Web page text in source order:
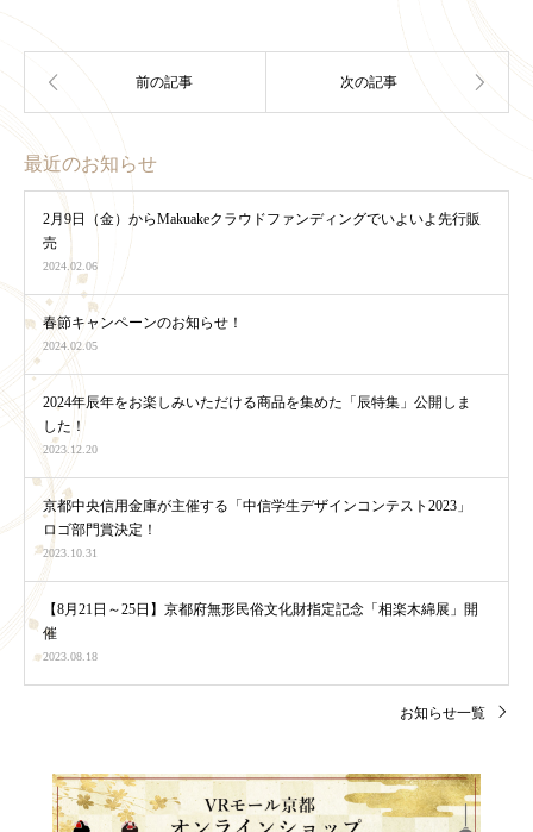
最近のお知らせ
2月9日（金）からMakuakeクラウドファンディングでいよいよ先行販
売
2024.02.06
春節キャンペーンのお知らせ！
2024.02.05
2024年辰年をお楽しみいただける商品を集めた「辰特集」公開しま
した！
2023.12.20
京都中央信用金庫が主催する「中信学生デザインコンテスト2023」
ロゴ部門賞決定！
2023.10.31
【8月21日～25日】京都府無形民俗文化財指定記念「相楽木綿展」開
催
2023.08.18
お知らせ一覧